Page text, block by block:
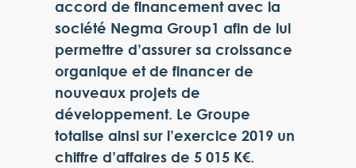
accord de financement avec la
société Negma Group1 afin de lui
permettre d’assurer sa croissance
organique et de financer de
nouveaux projets de
développement. Le Groupe
totalise ainsi sur l’exercice 2019 un
chiffre d’affaires de 5 015 K€.